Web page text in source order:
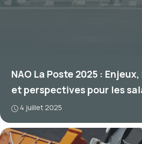
NAO La Poste 2025 :
et perspectives pour les
4 juillet 2025